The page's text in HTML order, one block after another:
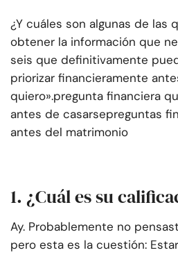
¿Y cuáles son algunas de las
obtener la información que
seis que definitivamente
priorizar financieramente
quiero».pregunta financiera
antes de casarsepreguntas
antes del matrimonio
1. ¿Cuál es su
Ay. Probablemente no
pero esta es la cuestión: